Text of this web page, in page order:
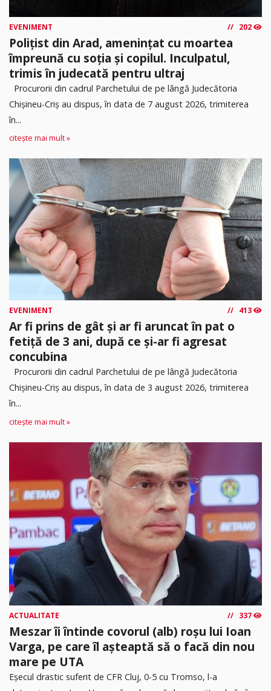
EVENIMENT 202
Polițist din Arad, amenințat cu moartea
împreună cu soția și copilul. Inculpatul,
trimis în judecată pentru ultraj
Procurorii din cadrul Parchetului de pe lângă Judecătoria
Chișineu-Criș au dispus, în data de 7 august 2026, trimiterea
în...
citește mai mult »
EVENIMENT 413
Ar fi prins de gât și ar fi aruncat în pat o
fetiță de 3 ani, după ce și-ar fi agresat
concubina
Procurorii din cadrul Parchetului de pe lângă Judecătoria
Chișineu-Criș au dispus, în data de 3 august 2026, trimiterea
în...
citește mai mult »
ACTUALITATE 337
Meszar îi întinde covorul (alb) roșu lui Ioan
Varga, pe care îl așteaptă să o facă din nou
mare pe UTA
Eșecul drastic suferit de CFR Cluj, 0-5 cu Tromso, l-a